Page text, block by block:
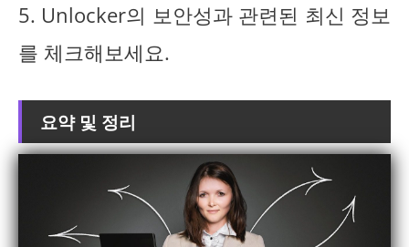
5. Unlocker의 보안성과 관련된 최신 정보
를 체크해보세요.
요약 및 정리